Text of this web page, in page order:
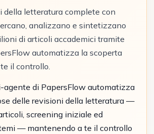
della letteratura complete con
analizzano e sintetizzano
di articoli accademici tramite
automatizza la scoperta
il controllo.
agente di PapersFlow automatizza
delle revisioni della letteratura —
screening iniziale ed
— mantenendo a te il controllo